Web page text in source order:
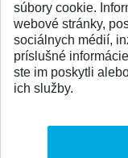
súbory cookie.
webové stránky,
sociálnych médií,
príslušné
ste im poskytli
ich služby.